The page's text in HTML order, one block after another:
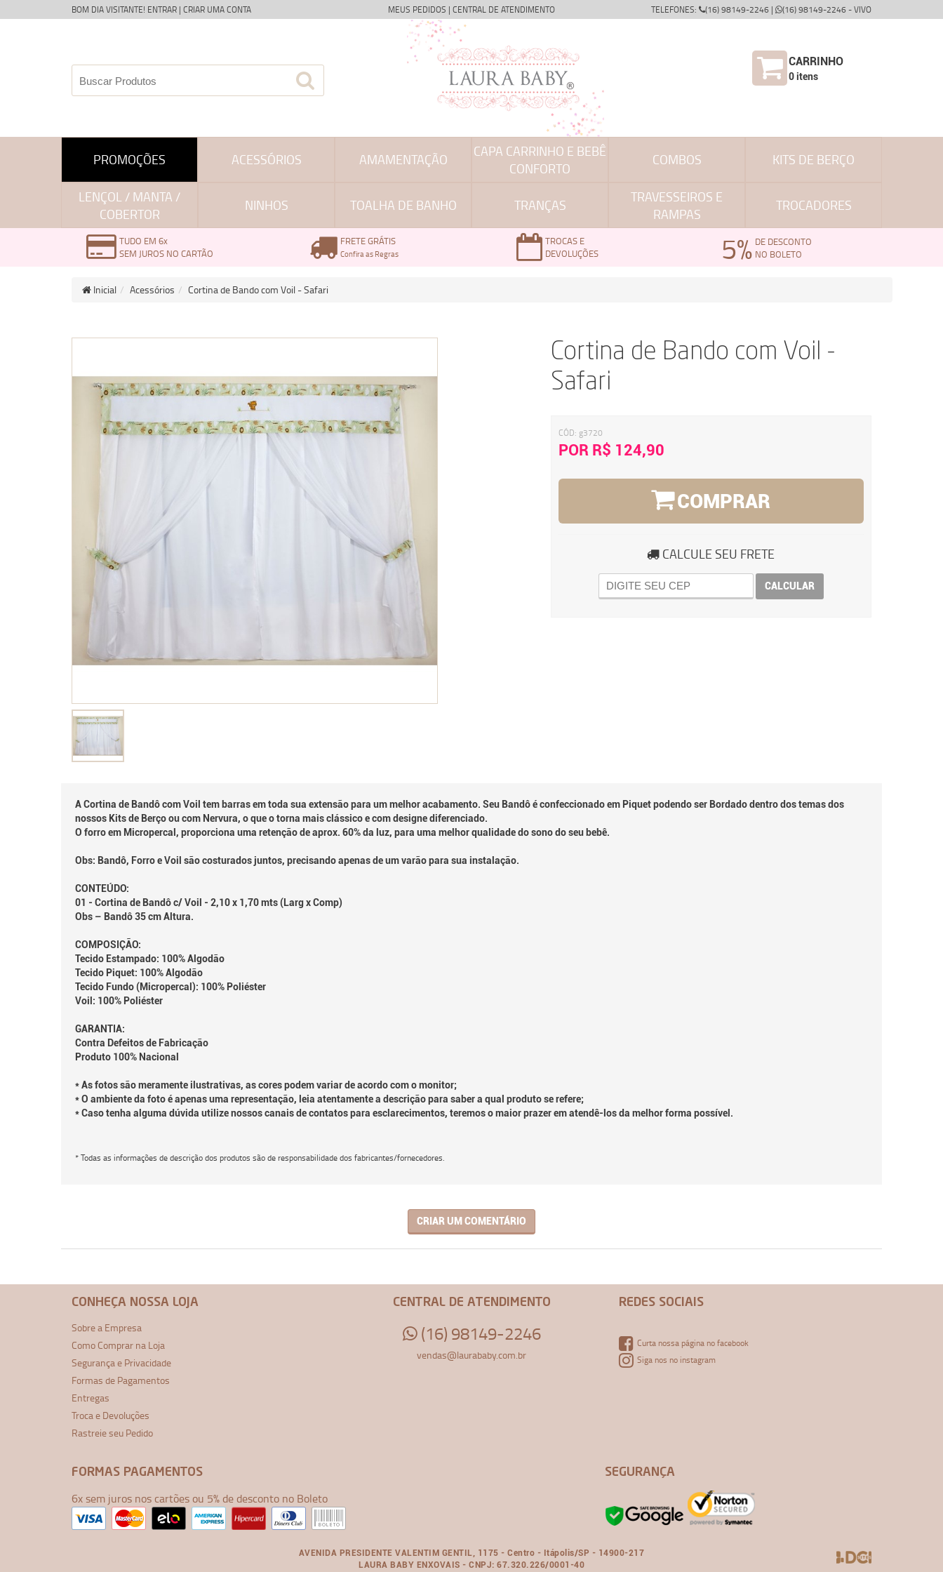
BOM DIA VISITANTE! ENTRAR | CRIAR UMA CONTA MEUS PEDIDOS | CENTRAL DE ATENDIMENTO TELEFONES: (16) 98149-2246 | (16) 98149-2246 - VIVO
CARRINHO
0itens
PROMOÇÕES ACESSÓRIOS AMAMENTAÇÃO
CAPA CARRINHO E BEBÊ
CONFORTO
COMBOS KITS DE BERÇO
LENÇOL / MANTA /
COBERTOR
NINHOS TOALHA DE BANHO TRANÇAS
TRAVESSEIROS E
RAMPAS
TROCADORES
TUDO EM 6x
SEM JUROS NO CARTÃO
FRETE GRÁTIS
Confira as Regras
TROCAS E
DEVOLUÇÕES
5% DE DESCONTO
NO BOLETO
Inicial Acessórios Cortina de Bando com Voil - Safari
Cortina de Bando com Voil -
Safari
CÓD: g3720
POR R$ 124,90
COMPRAR
CALCULE SEU FRETE
CALCULAR
A Cortina de Bandô com Voil tem barras em toda sua extensão para um melhor acabamento. Seu Bandô é confeccionado em Piquet podendo ser Bordado dentro dos temas dos
nossos Kits de Berço ou com Nervura, o que o torna mais clássico e com designe diferenciado.
O forro em Micropercal, proporciona uma retenção de aprox. 60% da luz, para uma melhor qualidade do sono do seu bebê.
Obs: Bandô, Forro e Voil são costurados juntos, precisando apenas de um varão para sua instalação.
CONTEÚDO:
01 - Cortina de Bandô c/ Voil - 2,10 x 1,70 mts (Larg x Comp)
Obs – Bandô 35 cm Altura.
COMPOSIÇÃO:
Tecido Estampado: 100% Algodão
Tecido Piquet: 100% Algodão
Tecido Fundo (Micropercal): 100% Poliéster
Voil: 100% Poliéster
GARANTIA:
Contra Defeitos de Fabricação
Produto 100% Nacional
* As fotos são meramente ilustrativas, as cores podem variar de acordo com o monitor;
* O ambiente da foto é apenas uma representação, leia atentamente a descrição para saber a qual produto se refere;
* Caso tenha alguma dúvida utilize nossos canais de contatos para esclarecimentos, teremos o maior prazer em atendê-los da melhor forma possível.
* Todas as informações de descrição dos produtos são de responsabilidade dos fabricantes/fornecedores.
CRIAR UM COMENTÁRIO
CONHEÇA NOSSA LOJA
Sobre a Empresa
Como Comprar na Loja
Segurança e Privacidade
Formas de Pagamentos
Entregas
Troca e Devoluções
Rastreie seu Pedido
CENTRAL DE ATENDIMENTO
(16) 98149-2246
vendas@laurababy.com.br
REDES SOCIAIS
Curta nossa página no facebook
Siga nos no instagram
FORMAS PAGAMENTOS
6x sem juros nos cartões ou 5% de desconto no Boleto
SEGURANÇA
AVENIDA PRESIDENTE VALENTIM GENTIL, 1175 - Centro - Itápolis/SP - 14900-217
LAURA BABY ENXOVAIS - CNPJ: 67.320.226/0001-40